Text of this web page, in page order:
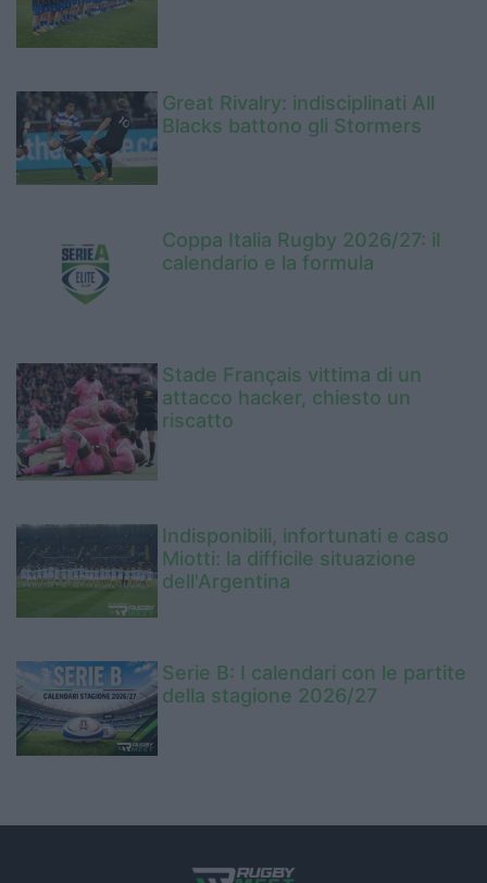
Great Rivalry: indisciplinati All
Blacks battono gli Stormers
Coppa Italia Rugby 2026/27: il
calendario e la formula
Stade Français vittima di un
attacco hacker, chiesto un
riscatto
Indisponibili, infortunati e caso
Miotti: la difficile situazione
dell'Argentina
Serie B: I calendari con le partite
della stagione 2026/27